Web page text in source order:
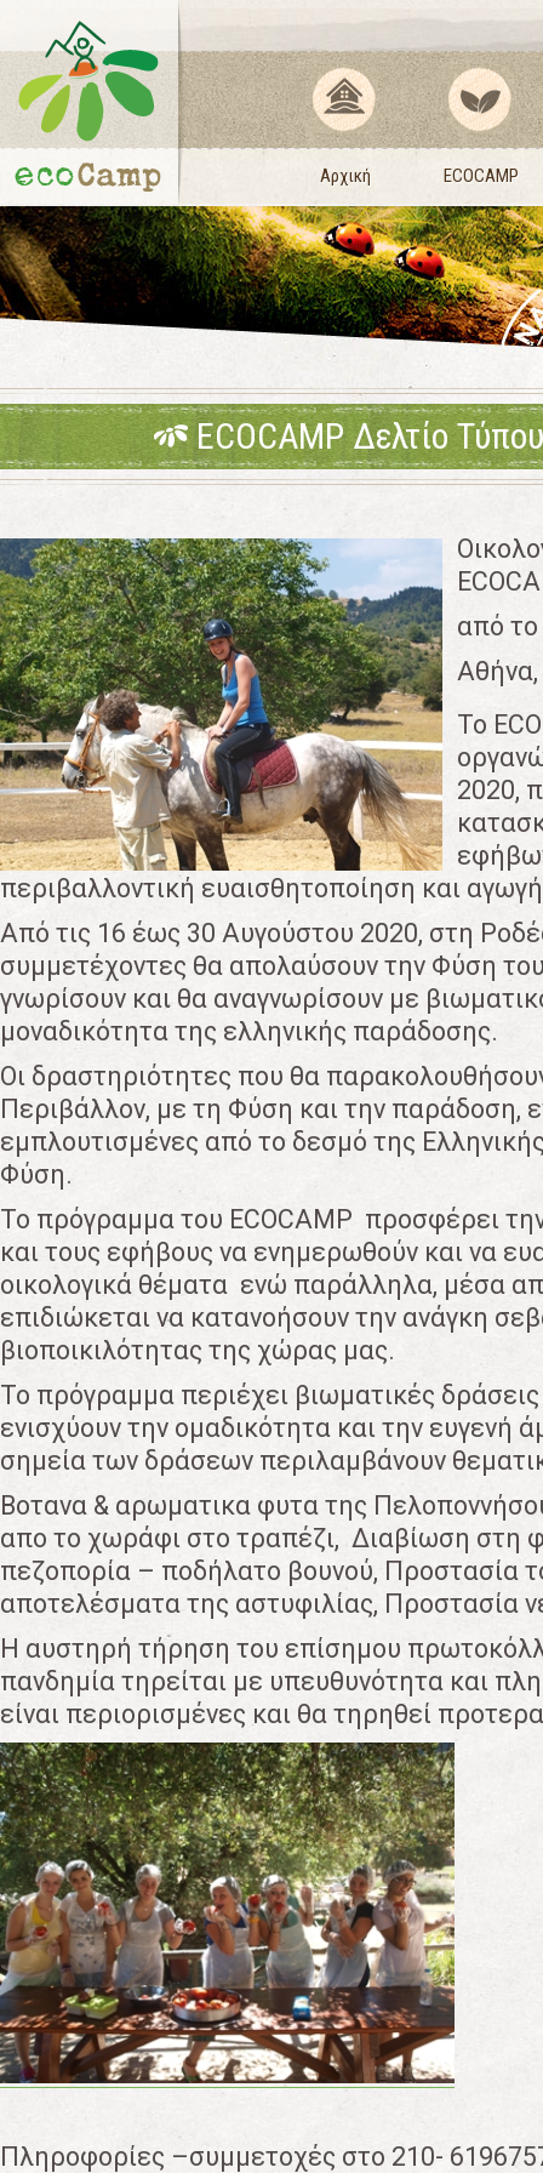
Αρχική ECOCAMP
ECOCAMP Δελτίο
από το
Αθήνα,
To
2020,
περιβαλλοντική ευαισθητοποίηση και
Aπό τις 16 έως 30 Αυγούστου 2020, στη
συμμετέχοντες θα απολαύσουν την Φύση
γνωρίσουν και θα αναγνωρίσουν με
μοναδικότητα της ελληνικής παράδοσης.
Οι δραστηριότητες που θα
Περιβάλλον, με τη Φύση και την παράδοση,
εμπλουτισμένες από το δεσμό της
Φύση.
Το πρόγραμμα του ECOCAMP προσφέρει
και τους εφήβους να ενημερωθούν και να
οικολογικά θέματα ενώ παράλληλα, μέσα
επιδιώκεται να κατανοήσουν την ανάγκη
βιοποικιλότητας της χώρας μας.
Το πρόγραμμα περιέχει βιωματικές
ενισχύουν την ομαδικότητα και την ευγενή
σημεία των δράσεων περιλαμβάνουν
Βοτανα & αρωματικα φυτα της
απο το χωράφι στο τραπέζι, Διαβίωση στη
πεζοπορία – ποδήλατο βουνού, Προστασία
αποτελέσματα της αστυφιλίας, Προστασία
Η αυστηρή τήρηση του επίσημου
πανδημία τηρείται με υπευθυνότητα και
είναι περιορισμένες και θα τηρηθεί
Πληροφορίες –συμμετοχές στο 210-